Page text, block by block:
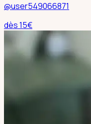
@user549066871
dès15€